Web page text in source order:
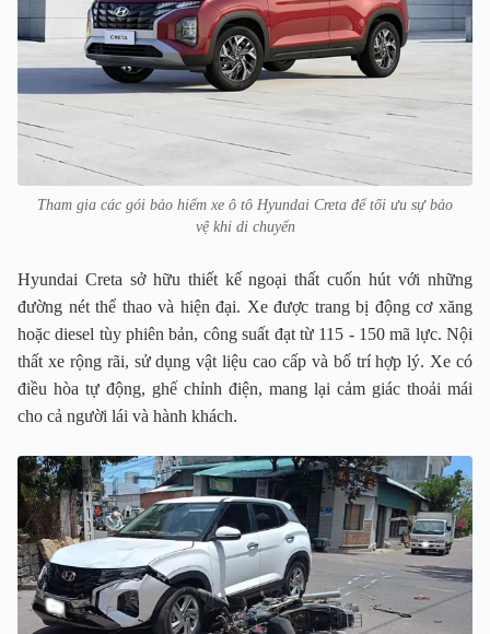
Tham gia các gói bảo hiểm xe ô tô Hyundai Creta để tối ưu sự bảo
vệ khi di chuyển
Hyundai Creta sở hữu thiết kế ngoại thất cuốn hút với những
đường nét thể thao và hiện đại. Xe được trang bị động cơ xăng
hoặc diesel tùy phiên bản, công suất đạt từ 115 - 150 mã lực. Nội
thất xe rộng rãi, sử dụng vật liệu cao cấp và bố trí hợp lý. Xe có
điều hòa tự động, ghế chỉnh điện, mang lại cảm giác thoải mái
cho cả người lái và hành khách.